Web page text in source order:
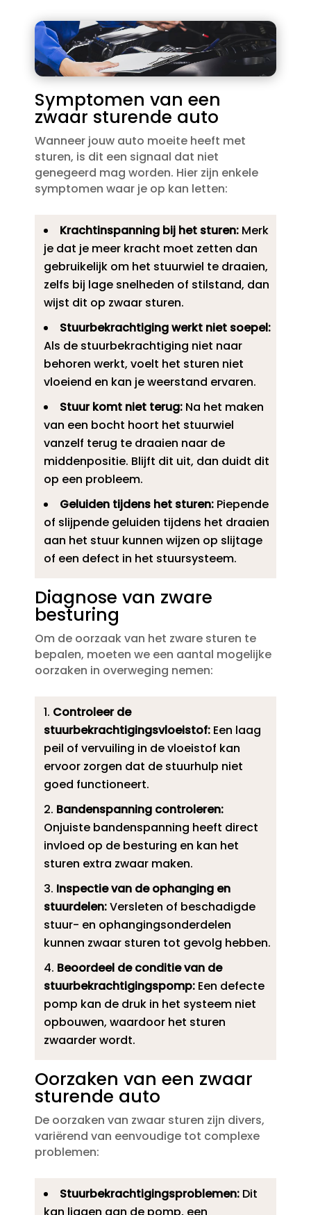
Symptomen van een
zwaar sturende auto
Wanneer jouw auto moeite heeft met
sturen, is dit een signaal dat niet
genegeerd mag worden.​ Hier zijn enkele
symptomen waar je op kan letten:
Krachtinspanning bij het sturen:Merk
je dat je meer kracht moet zetten dan
gebruikelijk om het stuurwiel te draaien,
zelfs bij lage snelheden of stilstand, dan
wijst dit op zwaar sturen.​
Stuurbekrachtiging werkt niet soepel:
Als de stuurbekrachtiging niet naar
behoren werkt, voelt het sturen niet
vloeiend en kan je weerstand ervaren.​
Stuur komt niet terug:Na het maken
van een bocht hoort het stuurwiel
vanzelf terug te draaien naar de
middenpositie.​ Blijft dit uit, dan duidt dit
op een probleem.​
Geluiden tijdens het sturen:Piepende
of slijpende geluiden tijdens het draaien
aan het stuur kunnen wijzen op slijtage
of een defect in het stuursysteem.​
Diagnose van zware
besturing
Om de oorzaak van het zware sturen te
bepalen, moeten we een aantal mogelijke
oorzaken in overweging nemen:
Controleer de
stuurbekrachtigingsvloeistof:Een laag
peil of vervuiling in de vloeistof kan
ervoor zorgen dat de stuurhulp niet
goed functioneert.​
Bandenspanning controleren:
Onjuiste bandenspanning heeft direct
invloed op de besturing en kan het
sturen extra zwaar maken.​
Inspectie van de ophanging en
stuurdelen:Versleten of beschadigde
stuur- en ophangingsonderdelen
kunnen zwaar sturen tot gevolg hebben.​
Beoordeel de conditie van de
stuurbekrachtigingspomp:Een defecte
pomp kan de druk in het systeem niet
opbouwen, waardoor het sturen
zwaarder wordt.​
Oorzaken van een zwaar
sturende auto
De oorzaken van zwaar sturen zijn divers,
variërend van eenvoudige tot complexe
problemen:
Stuurbekrachtigingsproblemen:Dit